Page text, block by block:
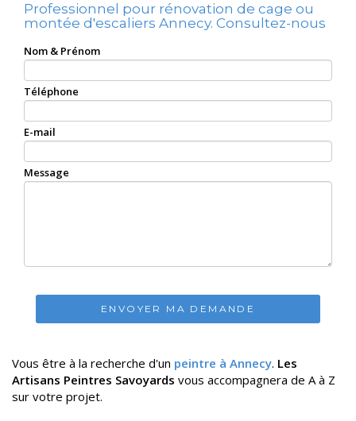
Professionnel pour rénovation de cage ou
montée d'escaliers Annecy. Consultez-nous
Nom & Prénom
Téléphone
E-mail
Message
ENVOYER MA DEMANDE
Vous être à la recherche d'un peintre à Annecy. Les
Artisans Peintres Savoyards vous accompagnera de A à Z
sur votre projet.